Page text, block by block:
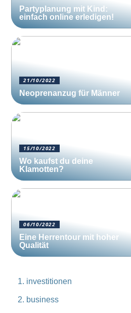
Partyplanung mit Kind:
einfach online erledigen!
21/10/2022
Neoprenanzug für Männer
15/10/2022
Wo kaufst du deine
Klamotten?
06/10/2022
Eine Herrentour mit hoher
Qualität
investitionen
business